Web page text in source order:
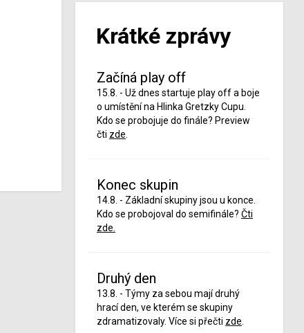
Krátké zprávy
Začíná play off
15.8. - Už dnes startuje play off a boje
o umístění na Hlinka Gretzky Cupu.
Kdo se probojuje do finále? Preview
čti zde
Konec skupin
14.8. - Základní skupiny jsou u konce.
Kdo se probojoval do semifinále? Čti
zde.
Druhý den
13.8. - Týmy za sebou mají druhý
hrací den, ve kterém se skupiny
zdramatizovaly. Více si přečti zde